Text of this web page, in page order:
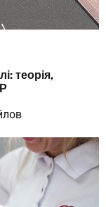
теорія,